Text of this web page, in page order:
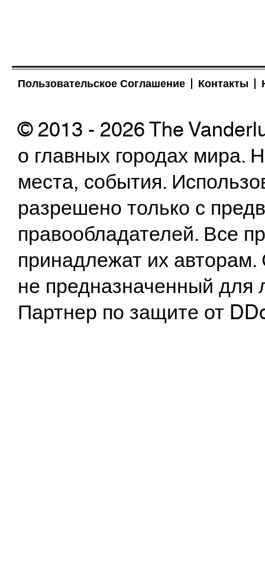
Пользовательское Соглашение Контакты
© 2013 - 2026 The
о главных городах
места, события.
разрешено только с
правообладателей. Все
принадлежат их
не предназначенный
Партнер по защите от